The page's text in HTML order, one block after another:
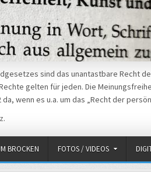
sind das unantastbare Recht
gelten für jeden. Die
wenn es u.a. um das „Recht der
.
BROCKEN FOTOS / VIDEOS